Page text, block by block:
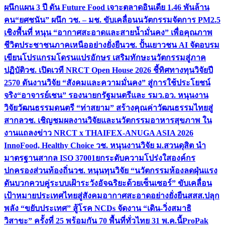
ผนึกแผน 3 ปี ดัน Future Food เจาะตลาดอินเดีย 1.46 พันล้าน
คน“ยศชนัน” ผนึก วช. – มช. ขับเคลื่อนนวัตกรรมจัดการ PM2.5
เชิงพื้นที่ หนุน “อากาศสะอาดและสายน้ำมั่นคง” เพื่อคุณภาพ
ชีวิตประชาชนภาคเหนืออย่างยั่งยืนวช. ปั้นเยาวชน AI จัดอบรม
เขียนโปรแกรมโดรนแปรอักษร เสริมทักษะนวัตกรรมสู่ภาค
ปฏิบัติวช. เปิดเวที NRCT Open House 2026 ชี้ทิศทางทุนวิจัยปี
2570 ดันงานวิจัย “สังคมและความมั่นคง” สู่การใช้ประโยชน์
จริง“อาจารย์เชน” รองนายกรัฐมนตรีและ รมว.อว. หนุนงาน
วิจัยวัฒนธรรมดนตรี “ท่าสยาม” สร้างคุณค่าวัฒนธรรมไทยสู่
สากลวช. เชิญชมผลงานวิจัยและนวัตกรรมอาหารสุขภาพ ใน
งานแถลงข่าว NRCT x THAIFEX-ANUGA ASIA 2026
InnoFood, Healthy Choice วช. หนุนงานวิจัย ม.สวนดุสิต นำ
มาตรฐานสากล ISO 37001ยกระดับความโปร่งใสองค์กร
ปกครองส่วนท้องถิ่นวช. หนุนทุนวิจัย “นวัตกรรมห้องลดฝุ่นแรง
ดันบวกควบคู่ระบบเฝ้าระวังอัจฉริยะด้วยเซ็นเซอร์” ขับเคลื่อน
เป้าหมายประเทศไทยสู่สังคมอากาศสะอาดอย่างยั่งยืนสสส.ปลุก
พลัง “ขยับประเทศ” สู้โรค NCDs จัดงาน “เดิน-วิ่งสมาธิ
วิสาขะ” ครั้งที่ 25 พร้อมกัน 70 พื้นที่ทั่วไทย 31 พ.ค.นี้ProPak